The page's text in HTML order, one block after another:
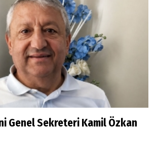
Genel Sekreteri Kamil Özkan